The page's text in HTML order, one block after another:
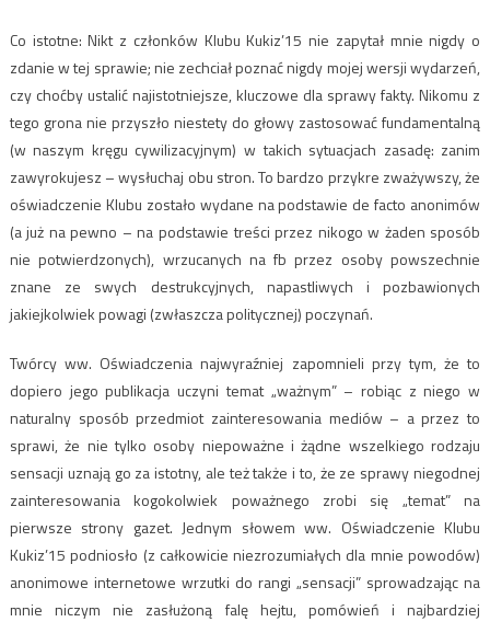
Co istotne: Nikt z członków Klubu Kukiz’15 nie zapytał mnie nigdy o
zdanie w tej sprawie; nie zechciał poznać nigdy mojej wersji wydarzeń,
czy choćby ustalić najistotniejsze, kluczowe dla sprawy fakty. Nikomu z
tego grona nie przyszło niestety do głowy zastosować fundamentalną
(w naszym kręgu cywilizacyjnym) w takich sytuacjach zasadę: zanim
zawyrokujesz – wysłuchaj obu stron. To bardzo przykre zważywszy, że
oświadczenie Klubu zostało wydane na podstawie de facto anonimów
(a już na pewno – na podstawie treści przez nikogo w żaden sposób
nie potwierdzonych), wrzucanych na fb przez osoby powszechnie
znane ze swych destrukcyjnych, napastliwych i pozbawionych
jakiejkolwiek powagi (zwłaszcza politycznej) poczynań.
Twórcy ww. Oświadczenia najwyraźniej zapomnieli przy tym, że to
dopiero jego publikacja uczyni temat „ważnym” – robiąc z niego w
naturalny sposób przedmiot zainteresowania mediów – a przez to
sprawi, że nie tylko osoby niepoważne i żądne wszelkiego rodzaju
sensacji uznają go za istotny, ale też także i to, że ze sprawy niegodnej
zainteresowania kogokolwiek poważnego zrobi się „temat” na
pierwsze strony gazet. Jednym słowem ww. Oświadczenie Klubu
Kukiz’15 podniosło (z całkowicie niezrozumiałych dla mnie powodów)
anonimowe internetowe wrzutki do rangi „sensacji” sprowadzając na
mnie niczym nie zasłużoną falę hejtu, pomówień i najbardziej